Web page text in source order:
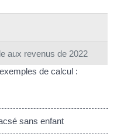
aux revenus de 2022
de calcul :
sans enfant